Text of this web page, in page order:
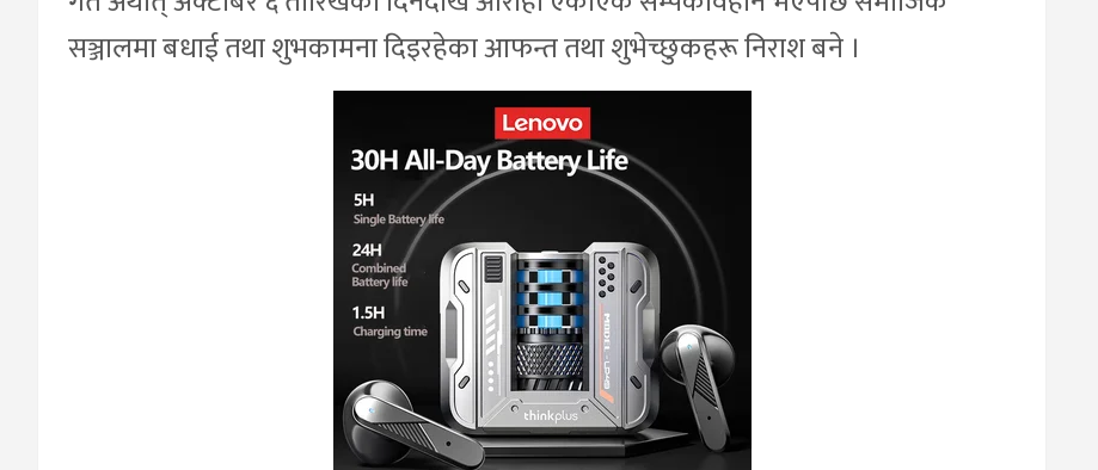
सञ्जालमा बधाई तथा शुभकामना दिइरहेका आफन्त तथा शुभेच्छुकहरू निराश बने ।